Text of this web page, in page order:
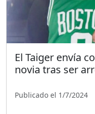
El Taiger envía
novia tras ser
Publicado el 1/7/2024